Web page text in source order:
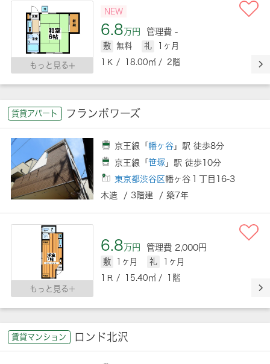
もっと見る
NEW
6.8万円 管理費 -
敷 無料 礼
1ヶ月
1Ｋ / 18.00㎡ / 2階
賃貸アパート フランボワーズ
京王線「 幡ヶ谷 」駅 徒歩8分
京王線「笹塚 」駅 徒歩10分
東京都渋谷区 幡ヶ谷１丁目16-3
木造 / 3階建 / 築7年
もっと見る
6.8万円 管理費 2,000円
敷 1ヶ月 礼
1ヶ月
1Ｒ / 15.40㎡ / 1階
賃貸マンション ロンド北沢